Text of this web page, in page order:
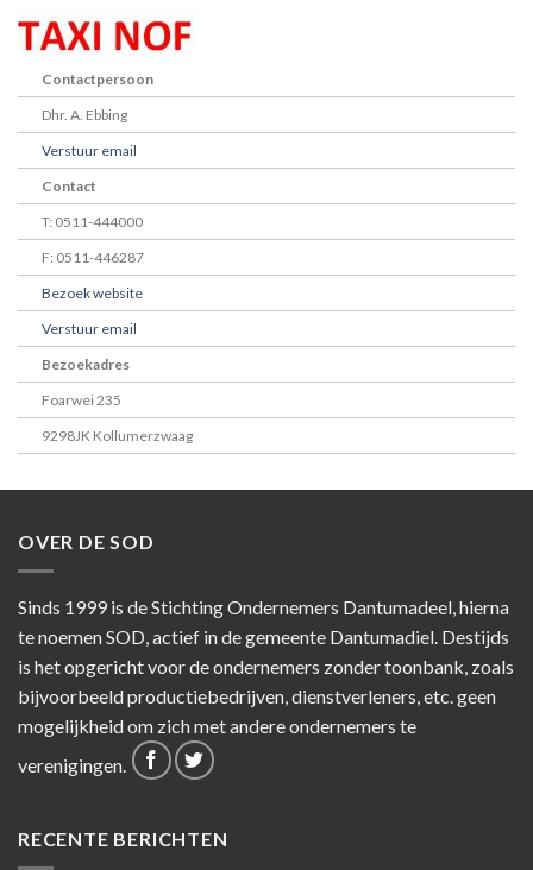
Contactpersoon
Dhr. A. Ebbing
Verstuur email
Contact
T: 0511-444000
F: 0511-446287
Bezoek website
Verstuur email
Bezoekadres
Foarwei 235
9298JK Kollumerzwaag
OVER DE SOD
Sinds 1999 is de Stichting Ondernemers Dantumadeel, hierna
te noemen SOD, actief in de gemeente Dantumadiel. Destijds
is het opgericht voor de ondernemers zonder toonbank, zoals
bijvoorbeeld productiebedrijven, dienstverleners, etc. geen
mogelijkheid om zich met andere ondernemers te
verenigingen.
RECENTE BERICHTEN